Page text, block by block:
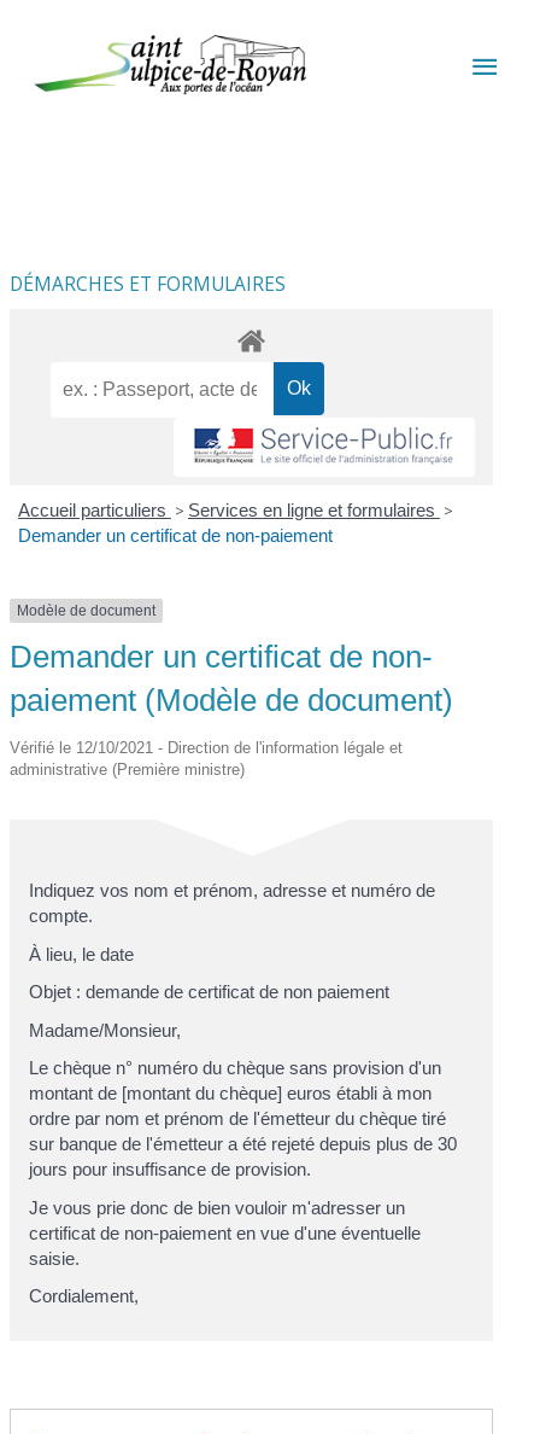
DÉMARCHES ET FORMULAIRES
Accueil particuliers > Services en ligne et formulaires >
Demander un certificat de non-paiement
Modèle de document
Demander un certificat de non-
paiement (Modèle de document)
Vérifié le 12/10/2021 - Direction de l'information légale et
administrative (Première ministre)
Indiquez vos nom et prénom, adresse et numéro de
compte.
À lieu, le date
Objet : demande de certificat de non paiement
Madame/Monsieur,
Le chèque n° numéro du chèque sans provision d'un
montant de [montant du chèque] euros établi à mon
ordre par nom et prénom de l'émetteur du chèque tiré
sur banque de l'émetteur a été rejeté depuis plus de 30
jours pour insuffisance de provision.
Je vous prie donc de bien vouloir m'adresser un
certificat de non-paiement en vue d'une éventuelle
saisie.
Cordialement,